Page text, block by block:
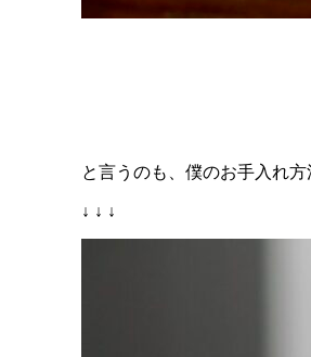
と言うのも、僕のお手入れ
↓ ↓ ↓